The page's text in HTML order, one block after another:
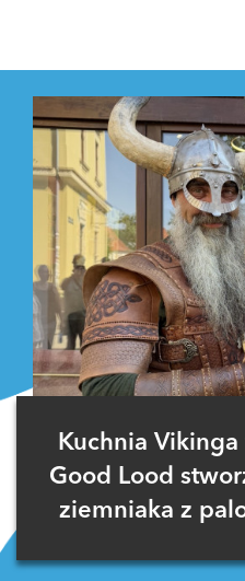
Kuchnia
Good Lood
ziemniaka z